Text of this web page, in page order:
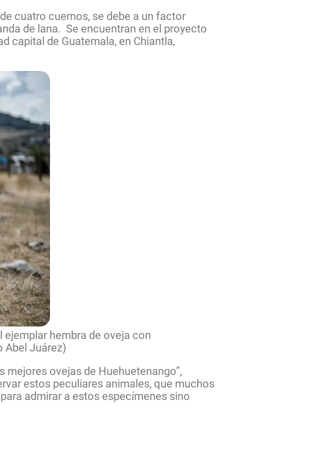
cuatro cuernos, se debe a un factor
de lana. Se encuentran en el proyecto
capital de Guatemala, en Chiantla,
hembra de oveja con
Abel Juárez)
mejores ovejas de Huehuetenango”,
estos peculiares animales, que muchos
admirar a estos especímenes sino